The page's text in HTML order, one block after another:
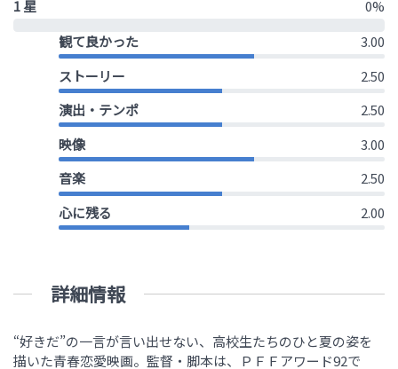
1 星
0%
観て良かった
3.00
ストーリー
2.50
演出・テンポ
2.50
映像
3.00
音楽
2.50
心に残る
2.00
詳細情報
“好きだ”の一言が言い出せない、高校生たちのひと夏の姿を
描いた青春恋愛映画。監督・脚本は、ＰＦＦアワード92で